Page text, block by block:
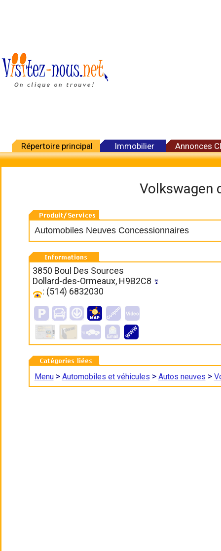
Répertoire principal Immobilier Annonces
Volkswagen
Automobiles Neuves Concessionnaires
3850 Boul Des Sources
Dollard-des-Ormeaux, H9B2C8
: (514) 6832030
Menu> Automobiles et véhicules > Autos neuves >